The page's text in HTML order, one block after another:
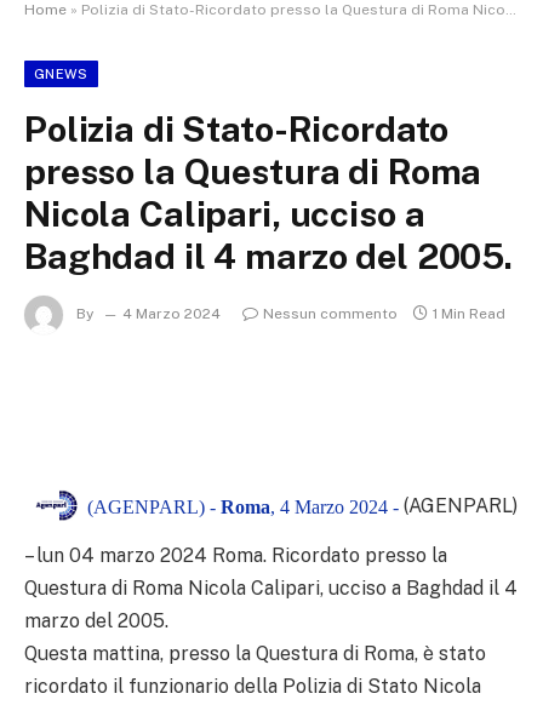
Home » Polizia di Stato-Ricordato presso la Questura di Roma Nicola Calipari, ucciso a Baghdad il 4 marzo del 2005.
GNEWS
Polizia di Stato-Ricordato
presso la Questura di Roma
Nicola Calipari, ucciso a
Baghdad il 4 marzo del 2005.
By 4 Marzo 2024 Nessun commento 1 Min Read
(AGENPARL) - Roma, 4 Marzo 2024 - (AGENPARL)
– lun 04 marzo 2024 Roma. Ricordato presso la
Questura di Roma Nicola Calipari, ucciso a Baghdad il 4
marzo del 2005.
Questa mattina, presso la Questura di Roma, è stato
ricordato il funzionario della Polizia di Stato Nicola